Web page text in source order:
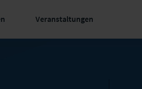
Veranstaltungen